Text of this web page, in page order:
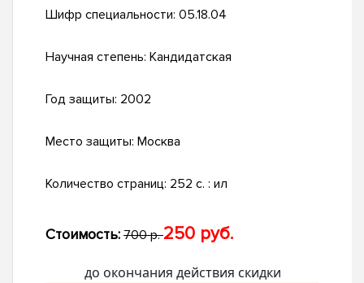
Шифр специальности: 05.18.04
Научная степень: Кандидатская
Год защиты: 2002
Место защиты: Москва
Количество страниц: 252 с. : ил
Стоимость: 700 р.250 руб.
до окончания действия скидки